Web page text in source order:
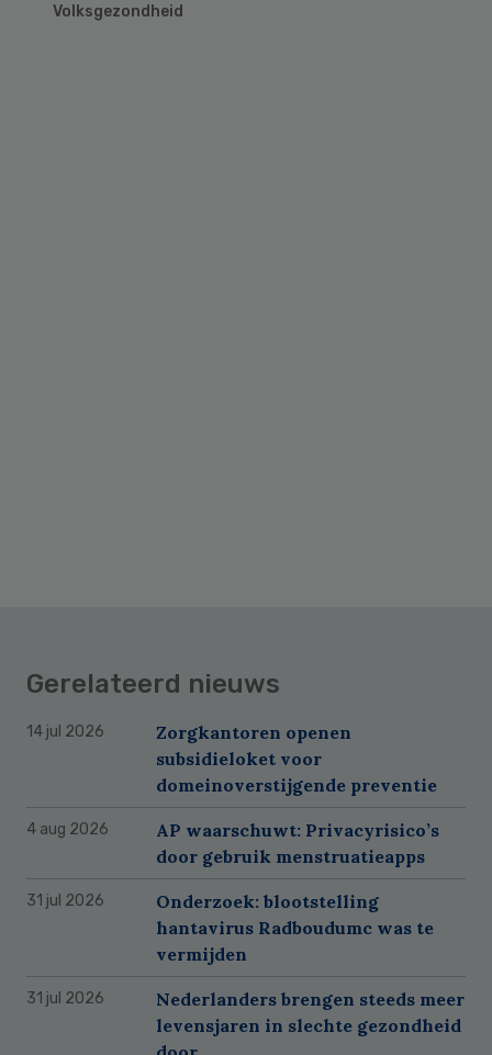
Volksgezondheid
Gerelateerd nieuws
14 jul 2026
Zorgkantoren openen
subsidieloket voor
domeinoverstijgende preventie
4 aug 2026
AP waarschuwt: Privacyrisico’s
door gebruik menstruatieapps
31 jul 2026
Onderzoek: blootstelling
hantavirus Radboudumc was te
vermijden
31 jul 2026
Nederlanders brengen steeds meer
levensjaren in slechte gezondheid